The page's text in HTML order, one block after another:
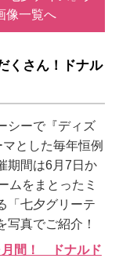
像一覧へ
くさん！ドナル
シーで『ディズ
とした毎年恒例
期間は6月7日か
ムをまとったミ
「七夕グリーテ
写真でご紹介！
月間！ ドナルド